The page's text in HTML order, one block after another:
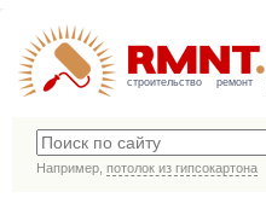
строительство ремонт
Например, потолок из гипсокартона